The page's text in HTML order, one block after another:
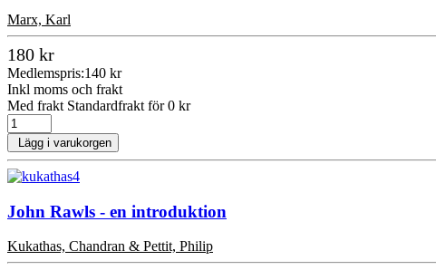
Marx, Karl
180 kr
Medlemspris:140 kr
Inkl moms och frakt
Med frakt Standardfrakt för 0 kr
Lägg i varukorgen
John Rawls - en introduktion
Kukathas, Chandran & Pettit, Philip